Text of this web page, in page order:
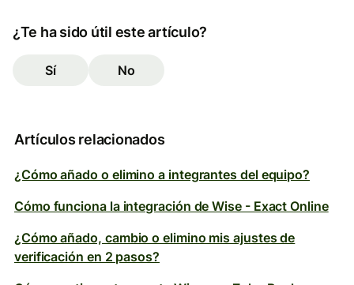
¿Te ha sido útil este artículo?
Sí No
Artículos relacionados
¿Cómo añado o elimino a integrantes del equipo?
Cómo funciona la integración de Wise - Exact Online
¿Cómo añado, cambio o elimino mis ajustes de
verificación en 2 pasos?